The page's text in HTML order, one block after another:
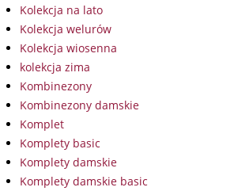
Kolekcja na lato
Kolekcja welurów
Kolekcja wiosenna
kolekcja zima
Kombinezony
Kombinezony damskie
Komplet
Komplety basic
Komplety damskie
Komplety damskie basic